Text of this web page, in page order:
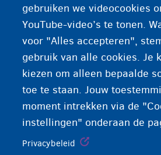
gebruiken we videocookies
YouTube-video’s te tonen.
voor "Alles accepteren",
gebruik van alle cookies. Je
kiezen om alleen bepaalde
toe te staan. Jouw
moment intrekken via de
instellingen" onderaan de
Privacybeleid